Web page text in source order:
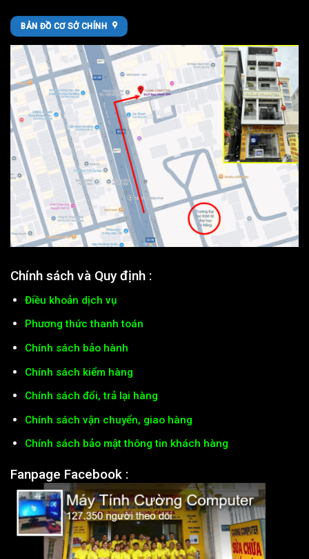
BẢN ĐỒ CƠ SỞ CHÍNH
Chính sách và Quy định :
Điều khoản dịch vụ
Phương thức thanh toán
Chính sách bảo hành
Chính sách kiểm hàng
Chính sách đổi, trả lại hàng
Chính sách vận chuyển, giao hàng
Chính sách bảo mật thông tin khách hàng
Fanpage Facebook :